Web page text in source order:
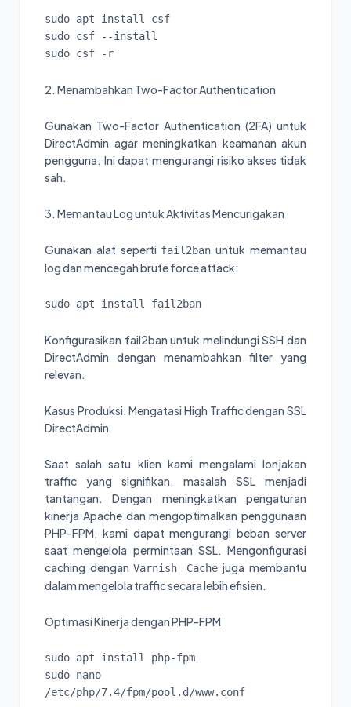
sudo apt install csf
sudo csf --install
sudo csf -r
2. Menambahkan Two-Factor Authentication
Gunakan Two-Factor Authentication (2FA) untuk
DirectAdmin agar meningkatkan keamanan akun
pengguna. Ini dapat mengurangi risiko akses tidak
sah.
3. Memantau Log untuk Aktivitas Mencurigakan
Gunakan alat seperti fail2ban untuk memantau
log dan mencegah brute force attack:
sudo apt install fail2ban
Konfigurasikan fail2ban untuk melindungi SSH dan
DirectAdmin dengan menambahkan filter yang
relevan.
Kasus Produksi: Mengatasi High Traffic dengan SSL
DirectAdmin
Saat salah satu klien kami mengalami lonjakan
traffic yang signifikan, masalah SSL menjadi
tantangan. Dengan meningkatkan pengaturan
kinerja Apache dan mengoptimalkan penggunaan
PHP-FPM, kami dapat mengurangi beban server
saat mengelola permintaan SSL. Mengonfigurasi
caching denganVarnish Cachejuga membantu
dalam mengelola traffic secara lebih efisien.
Optimasi Kinerja dengan PHP-FPM
sudo apt install php-fpm
sudo nano
/etc/php/7.4/fpm/pool.d/www.conf